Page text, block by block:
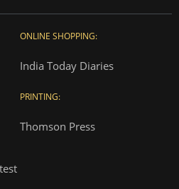
ONLINE SHOPPING:
India Today Diaries
PRINTING:
Thomson Press